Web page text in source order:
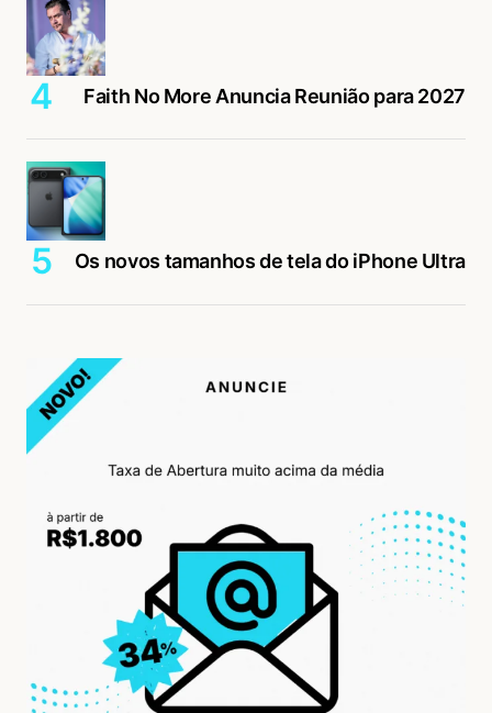
Faith No More Anuncia Reunião para 2027
Os novos tamanhos de tela do iPhone Ultra